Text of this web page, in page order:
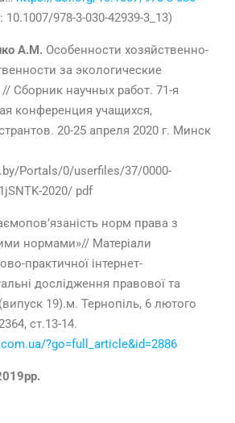
10.1007/978-3-030-42939-3_13)
А.М. Особенности хозяйственно-
за экологические
Сборник научных работ. 71-я
конференция учащихся,
20-25 апреля 2020 г. Минск
Portals/0/userfiles/37/0000-
2020/ pdf
норм права з
нормами»// Матеріали
практичної інтернет-
дослідження правової та
19).м. Тернопіль, 6 лютого
2364, ст.13-14.
?go=full_article&id=2886